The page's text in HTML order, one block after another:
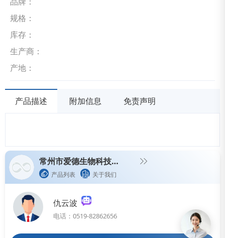
规格：
库存：
生产商：
产地：
产品描述 附加信息 免责声明
常州市爱德生物科技有限公司
产品列表 关于我们
仇云波
电话：0519-82862656